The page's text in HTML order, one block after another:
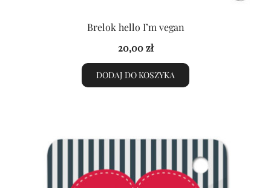
Brelok hello I’m vegan
20,00zł
DODAJ DO KOSZYKA